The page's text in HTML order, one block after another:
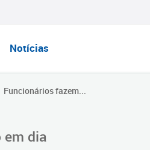
Notícias
Funcionários fazem...
em dia